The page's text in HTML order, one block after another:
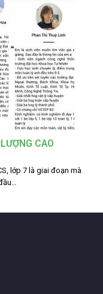
CAO
lớp 7 là giai đoạn mà